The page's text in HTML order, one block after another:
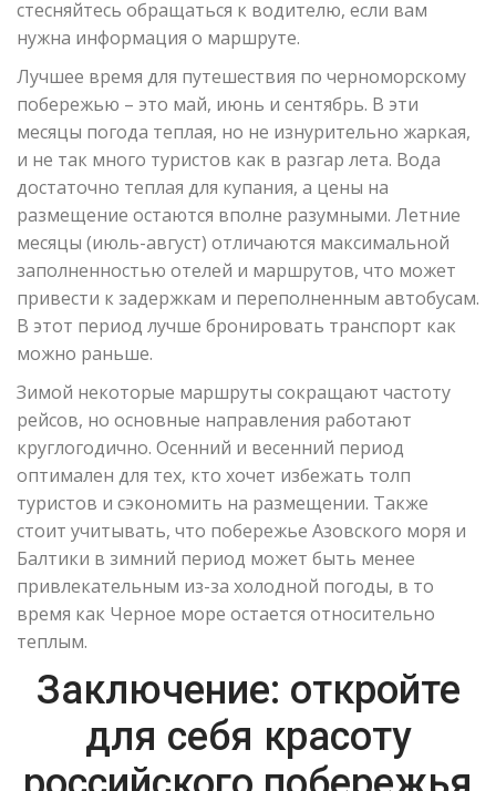
стесняйтесь обращаться к водителю, если вам
нужна информация о маршруте.
Лучшее время для путешествия по черноморскому
побережью – это май, июнь и сентябрь. В эти
месяцы погода теплая, но не изнурительно жаркая,
и не так много туристов как в разгар лета. Вода
достаточно теплая для купания, а цены на
размещение остаются вполне разумными. Летние
месяцы (июль-август) отличаются максимальной
заполненностью отелей и маршрутов, что может
привести к задержкам и переполненным автобусам.
В этот период лучше бронировать транспорт как
можно раньше.
Зимой некоторые маршруты сокращают частоту
рейсов, но основные направления работают
круглогодично. Осенний и весенний период
оптимален для тех, кто хочет избежать толп
туристов и сэкономить на размещении. Также
стоит учитывать, что побережье Азовского моря и
Балтики в зимний период может быть менее
привлекательным из-за холодной погоды, в то
время как Черное море остается относительно
теплым.
Заключение: откройте
для себя красоту